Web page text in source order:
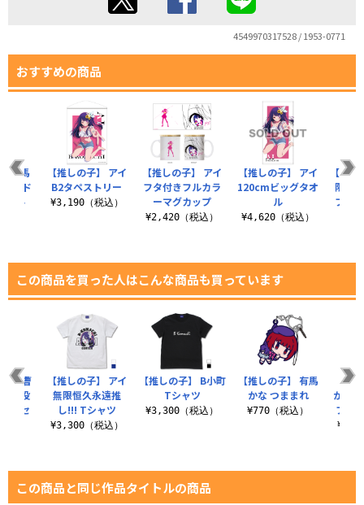
4549970317528 / 1953-0771
おすすめの商品
【推しの子】 アイ
フタ付きフルカラ
ーマグカップ
¥2,420（税込）
【推しの子】 アイ
120cmビッグタオ
ル
¥4,620（税込）
【推
限恒
フル
有馬
ッド
オル
【推しの子】 アイ
B2タペストリー
¥3,190（税込）
この商品を買った人はこんな商品も買っています
【推しの子】 B小町
Tシャツ
¥3,300（税込）
【推しの子】 有馬
かな つままれ
¥770（税込）
【推
かな
フィ
重曹
子役
ーセ
【推しの子】 アイ
無限恒久永遠推
し!!! Tシャツ
¥3,300（税込）
この商品と同じ作品タイトルの商品